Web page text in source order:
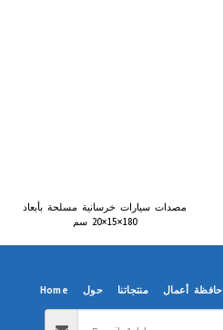
مصدات سيارات خرسانية مسلحة بأبعاد
180×15×20 سم
Home حول منتجاتنا حافظة أعمال